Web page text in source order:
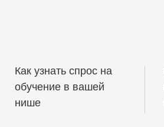
Как узнать спрос на
обучение в вашей
нише